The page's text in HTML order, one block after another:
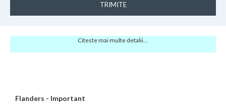
TRIMITE
Citeste mai multe detalii...
Flanders - Important